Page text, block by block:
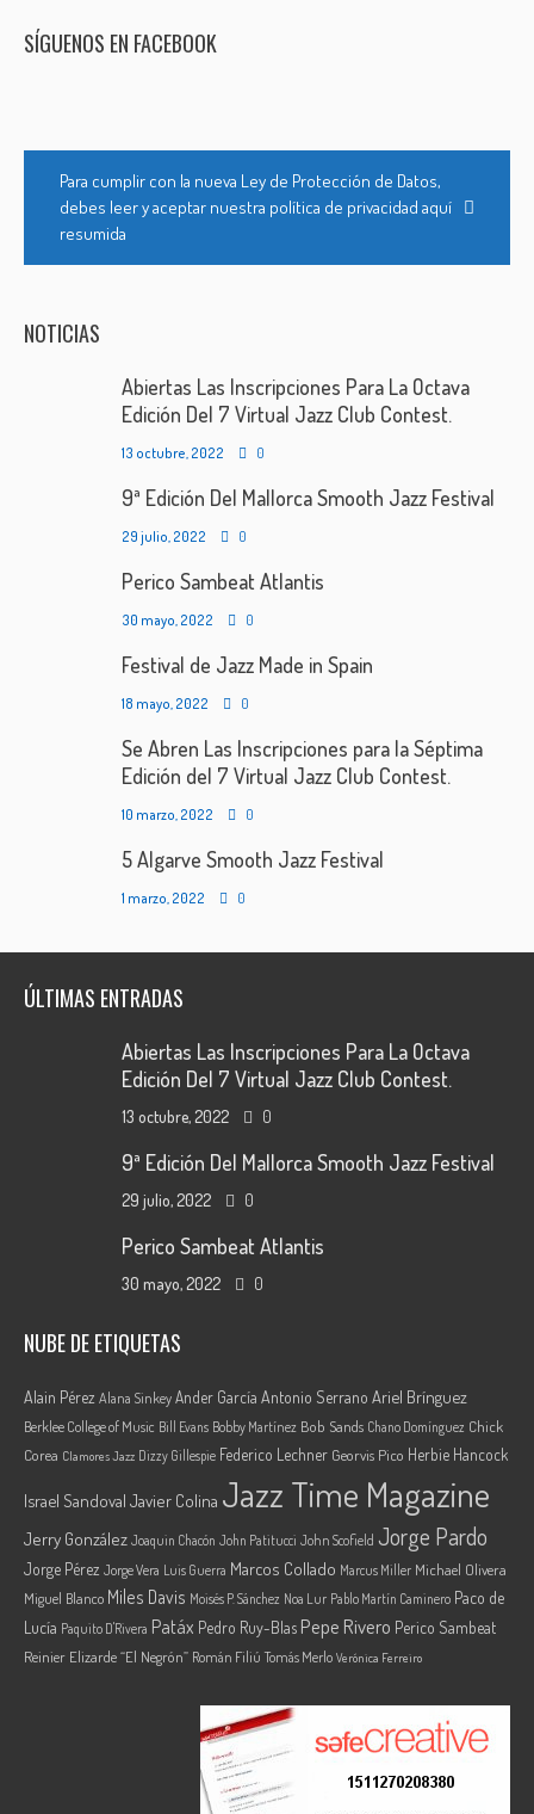
SÍGUENOS EN FACEBOOK
Para cumplir con la nueva Ley de Protección de Datos,
debes leer y aceptar nuestra política de privacidad aquí
resumida
NOTICIAS
Abiertas Las Inscripciones Para La Octava
Edición Del 7 Virtual Jazz Club Contest.
13 octubre, 2022 0
9ª Edición Del Mallorca Smooth Jazz Festival
29 julio, 2022 0
Perico Sambeat Atlantis
30 mayo, 2022 0
Festival de Jazz Made in Spain
18 mayo, 2022 0
Se Abren Las Inscripciones para la Séptima
Edición del 7 Virtual Jazz Club Contest.
10 marzo, 2022 0
5 Algarve Smooth Jazz Festival
1 marzo, 2022 0
ÚLTIMAS ENTRADAS
Abiertas Las Inscripciones Para La Octava
Edición Del 7 Virtual Jazz Club Contest.
13 octubre, 2022 0
9ª Edición Del Mallorca Smooth Jazz Festival
29 julio, 2022 0
Perico Sambeat Atlantis
30 mayo, 2022 0
NUBE DE ETIQUETAS
Alain Pérez Alana SinkeyAnder García Antonio Serrano Ariel Brínguez
Berklee College of Music Bill Evans Bobby Martínez Bob Sands Chano Domínguez Chick
Corea Clamores Jazz Dizzy Gillespie Federico Lechner Georvis Pico Herbie Hancock
Israel Sandoval Javier Colina Jazz Time Magazine
Jerry González Joaquin Chacón John Patitucci John Scofield Jorge Pardo
Jorge Pérez Jorge Vera Luis Guerra Marcos Collado Marcus Miller Michael Olivera
Miguel Blanco Miles Davis Moisés P. Sánchez Noa Lur Pablo Martín Caminero Paco de
Lucía Paquito D'Rivera Patáx Pedro Ruy-Blas Pepe Rivero Perico Sambeat
Reinier Elizarde “El Negrón” Román Filiú Tomás Merlo Verónica Ferreiro